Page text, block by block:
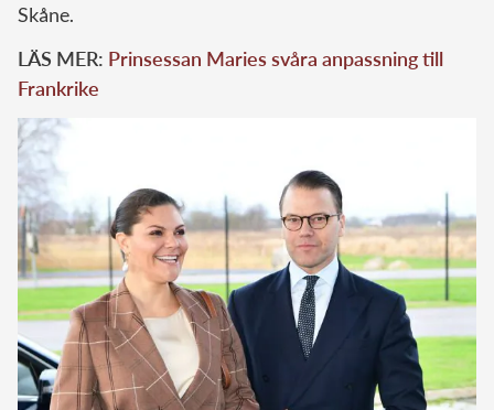
Skåne.
LÄS MER: Prinsessan Maries svåra anpassning till
Frankrike